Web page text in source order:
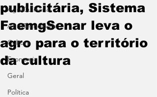
AgroCulinária
AgroTecnologia
Cultura
Economia
Geral
Política
publicitária, Sistema
FaemgSenar leva o
agro para o território
da cultura